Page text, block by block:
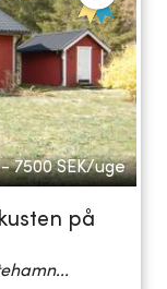
7500 SEK/uge
på